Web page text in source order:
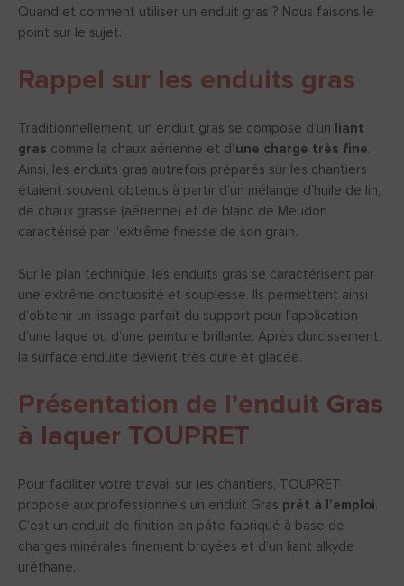
Quand et comment utiliser un enduit gras ? Nous faisons le
point sur le sujet.
Rappel sur les enduits gras
Traditionnellement, un enduit gras se compose d’un
liant
gras comme la chaux aérienne et d ’une charge très fine.
Ainsi, les enduits gras autrefois préparés sur les chantiers
étaient souvent obtenus à partir d’un mélange d’huile de lin,
de chaux grasse (aérienne) et de blanc de Meudon
caractérisé par l’extrême finesse de son grain.
Sur le plan technique, les enduits gras se caractérisent par
une extrême onctuosité et souplesse. Ils permettent ainsi
d’obtenir un lissage parfait du support pour l’application
d’une laque ou d’une peinture brillante. Après durcissement,
la surface enduite devient très dure et glacée.
Présentation de l’enduit Gras
à laquer TOUPRET
Pour faciliter votre travail sur les chantiers, TOUPRET
propose aux professionnels un enduit Gras prêt à l’emploi.
C’est un enduit de finition en pâte fabriqué à base de
charges minérales finement broyées et d’un liant alkyde
uréthane.